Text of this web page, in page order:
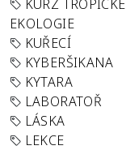
KURZ TROPICKÉ
EKOLOGIE
KUŘECÍ
KYBERŠIKANA
KYTARA
LABORATOŘ
LÁSKA
LEKCE